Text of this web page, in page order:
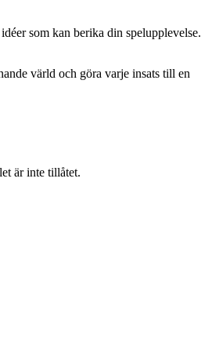
som kan berika din spelupplevelse.
värld och göra varje insats till en
är inte tillåtet.